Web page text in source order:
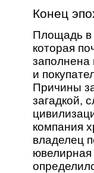
Конец
Площадь в
которая
и
Причины
загадкой,
компания
владелец
ювелирная